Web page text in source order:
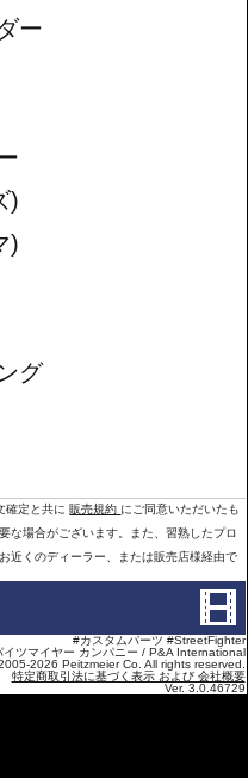
ー
)
)
グ
確定と共に販売規約 にご同意いただいたも
な場合がございます。また、習熟したプロ
近くのディーラー、または販売店様経由で
#カスタムパーツ #StreetFighter
イツマイヤー カンパニー / P&A International
2026 Peitzmeier Co. All rights reserved.
特定商取引法に基づく表示 および 会社概要
Ver. 3.0.46729